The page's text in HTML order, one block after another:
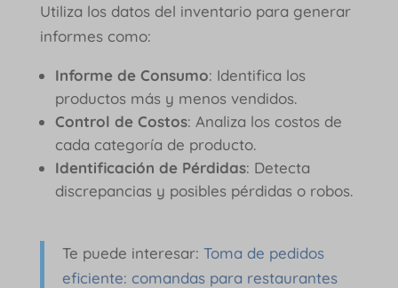
Utiliza los datos del inventario para generar
informes como:
Informe de Consumo: Identifica los
productos más y menos vendidos.
Control de Costos: Analiza los costos de
cada categoría de producto.
Identificación de Pérdidas: Detecta
discrepancias y posibles pérdidas o robos.
Te puede interesar: Toma de pedidos
eficiente: comandas para restaurantes